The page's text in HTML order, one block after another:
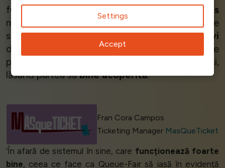
funcționare. Ne ajută să
gestionăm cu succes
momentele de trafic ridicat de utilizatori pe
site-ul nostru web. Suntemmai productivi
datorită instrumentului său, deoarece ne
permite să ne dedicăm eforturile altor sarcini,
lăsând partea sabine acoperită.’
Fran Cora Campos
Ticketing Manager MasQueTicket
‘În afară de sistemul în sine, care funcționează foarte
bine, ceea ce face ca Queue-Fair să iasă în evidență
Settings
Accept